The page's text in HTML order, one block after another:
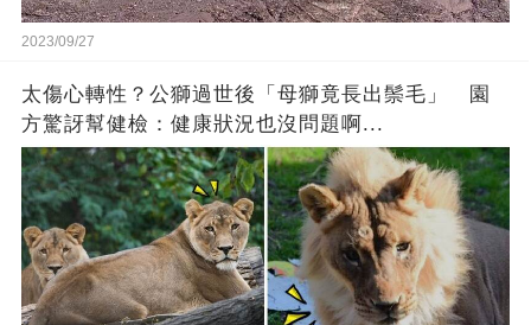
2023/09/27
太傷心轉性？公獅過世後「母獅竟長出鬃毛」 園
方驚訝幫健檢：健康狀況也沒問題啊...